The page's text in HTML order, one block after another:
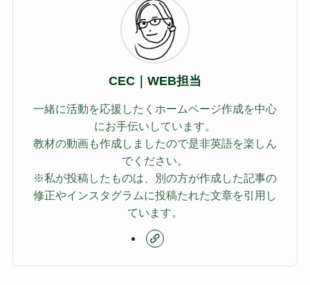
CEC｜WEB担当
一緒に活動を応援したくホームページ作成を中心
にお手伝いしています。
教材の動画も作成しましたので是非英語を楽しん
でください。
※私が投稿したものは、別の方が作成した記事の
修正やインスタグラムに投稿たれた文章を引用し
ています。